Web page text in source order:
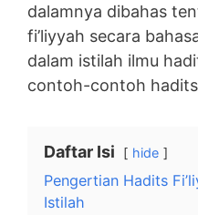
dalamnya dibahas
fi’liyyah secara
dalam istilah ilmu
contoh-contoh hadits
Daftar Isi hide
Pengertian Hadits
Istilah